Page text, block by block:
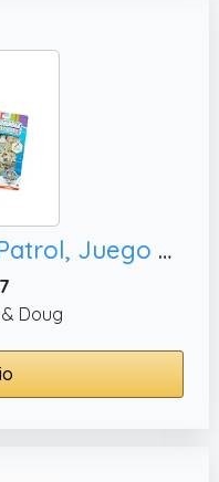
Melissa & Doug Paw Patrol, Juego de 3
Doug